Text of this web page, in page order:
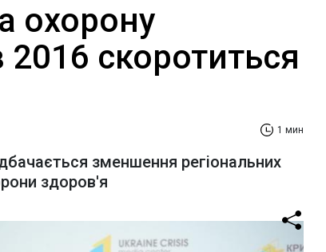
охорону
скоротиться
1 мин
зменшення регіональних
здоров'я